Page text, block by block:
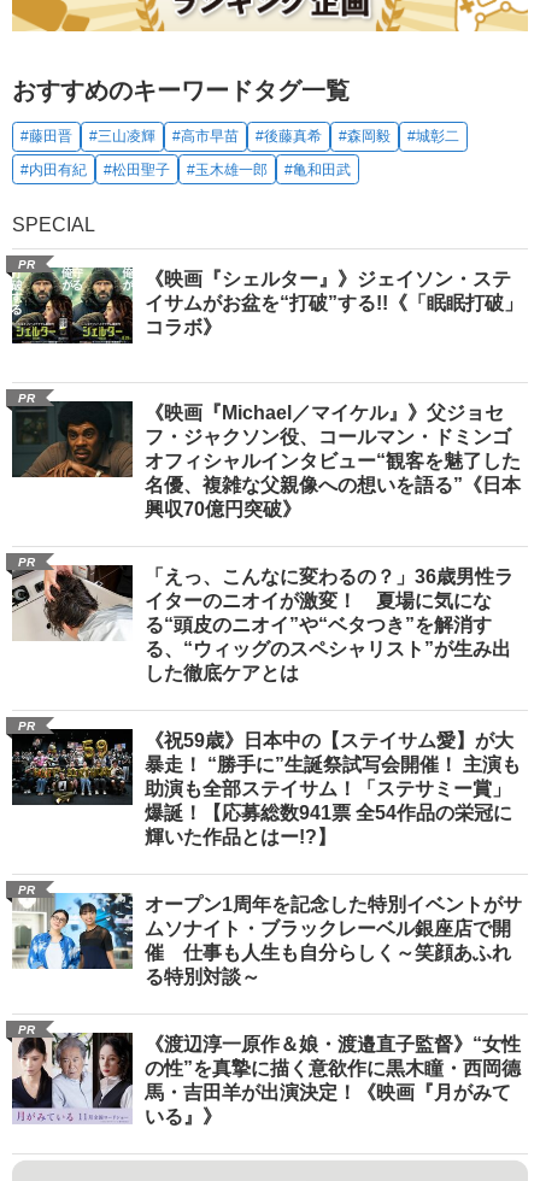
おすすめのキーワードタグ一覧
#藤田晋 #三山凌輝 #高市早苗 #後藤真希 #森岡毅
#城彰二
#内田有紀
#松田聖子 #玉木雄一郎 #亀和田武
SPECIAL
PR
《映画『シェルター』》ジェイソン・ステ
イサムがお盆を“打破”する!!《「眠眠打破」
コラボ》
PR
《映画『Michael／マイケル』》父ジョセ
フ・ジャクソン役、コールマン・ドミンゴ
オフィシャルインタビュー“観客を魅了した
名優、複雑な父親像への想いを語る”《日本
興収70億円突破》
PR
「えっ、こんなに変わるの？」36歳男性ラ
イターのニオイが激変！ 夏場に気にな
る“頭皮のニオイ”や“ベタつき”を解消す
る、“ウィッグのスペシャリスト”が生み出
した徹底ケアとは
PR
《祝59歳》日本中の【ステイサム愛】が大
暴走！ “勝手に”生誕祭試写会開催！ 主演も
助演も全部ステイサム！「ステサミー賞」
爆誕！【応募総数941票 全54作品の栄冠に
輝いた作品とはー!?】
PR
オープン1周年を記念した特別イベントがサ
ムソナイト・ブラックレーベル銀座店で開
催 仕事も人生も自分らしく～笑顔あふれ
る特別対談～
PR
《渡辺淳一原作＆娘・渡邉直子監督》“女性
の性”を真摯に描く意欲作に黒木瞳・西岡德
馬・吉田羊が出演決定！《映画『月がみて
いる』》